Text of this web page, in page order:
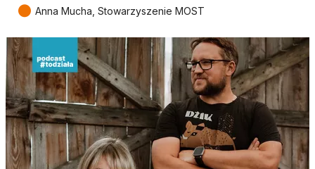
● Anna Mucha, Stowarzyszenie MOST